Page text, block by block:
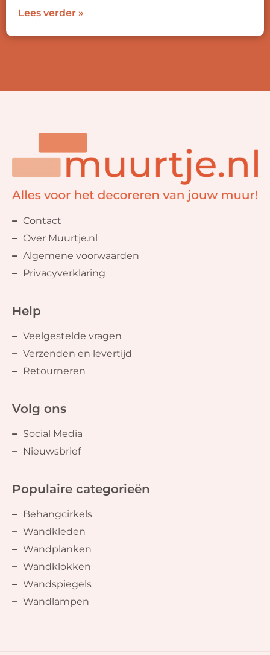
Lees verder »
Contact
Over Muurtje.nl
Algemene voorwaarden
Privacyverklaring
Help
Veelgestelde vragen
Verzenden en levertijd
Retourneren
Volg ons
Social Media
Nieuwsbrief
Populaire categorieën
Behangcirkels
Wandkleden
Wandplanken
Wandklokken
Wandspiegels
Wandlampen